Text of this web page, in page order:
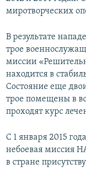
миротворческих
В результате
трое
миссии
находится в
Состояние еще
трое помещены в
проходят курс
С 1 января 2015
небоевая миссия
в стране